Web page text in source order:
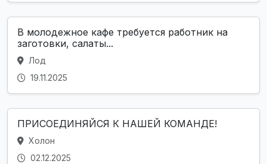
В молодежное кафе требуется работник на
заготовки, салаты...
Лод
19.11.2025
ПРИСОЕДИНЯЙСЯ К НАШЕЙ КОМАНДЕ!
Холон
02.12.2025